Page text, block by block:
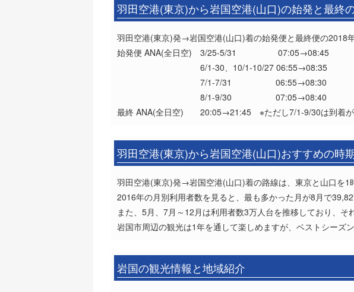
羽田空港(東京)から岩国空港(山口)の始発と最終
羽田空港(東京)発→岩国空港(山口)着の始発便と最終便の2018
始発便 ANA(全日空) 3/25-5/31 07:05→08:45
6/1-30、10/1-10/27 06:55→08:35
7/1-7/31 06:55→08:30
8/1-9/30 07:05→08:40
最終 ANA(全日空) 20:05→21:45 ※ただし7/1-9/30は到着が
羽田空港(東京)から岩国空港(山口)おすすめの時
羽田空港(東京)発→岩国空港(山口)着の路線は、東京と山口を1
2016年の月別利用者数を見ると、最も多かった月が8月で
また、5月、7月～12月は利用者数3万人台を推移しており、そ
岩国市周辺の観光は1年を通して楽しめますが、ベストシーズ
岩国の観光情報と地域紹介